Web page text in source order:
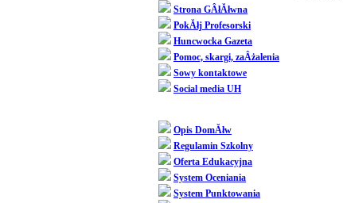
Strona GÂłĂłwna
PokĂłj Profesorski
Huncwocka Gazeta
Pomoc, skargi, zaÂżalenia
Sowy kontaktowe
Social media UH
Opis DomĂłw
Regulamin Szkolny
Oferta Edukacyjna
System Oceniania
System Punktowania